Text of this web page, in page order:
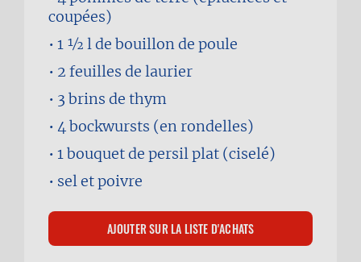
coupées)
1 1⁄2 lde bouillon de poule
2 feuilles de laurier
3 brins de thym
4bockwursts (en rondelles)
1 bouquetde persil plat (ciselé)
sel et poivre